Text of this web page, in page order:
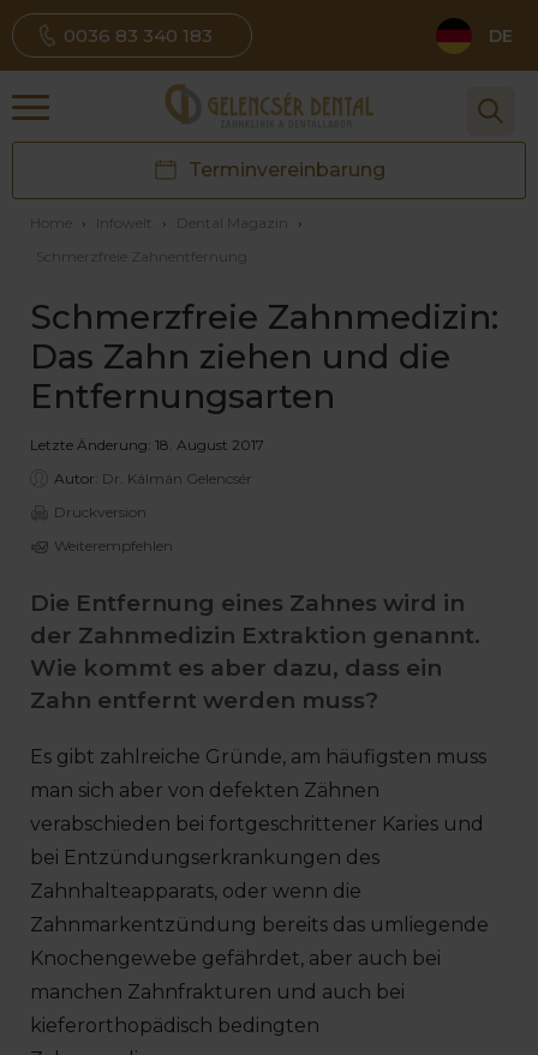
0036 83 340 183 DE
Terminvereinbarung
Home › Infowelt › Dental Magazin
›
Schmerzfreie Zahnentfernung
Schmerzfreie Zahnmedizin:
Das Zahn ziehen und die
Entfernungsarten
Letzte Änderung: 18. August 2017
Autor: Dr. Kálmán Gelencsér
Druckversion
Weiterempfehlen
Die Entfernung eines Zahnes wird in
der Zahnmedizin Extraktion genannt.
Wie kommt es aber dazu, dass ein
Zahn entfernt werden muss?
Es gibt zahlreiche Gründe, am häufigsten muss
man sich aber von defekten Zähnen
verabschieden bei fortgeschrittener Karies und
bei Entzündungserkrankungen des
Zahnhalteapparats, oder wenn die
Zahnmarkentzündung bereits das umliegende
Knochengewebe gefährdet, aber auch bei
manchen Zahnfrakturen und auch bei
kieferorthopädisch bedingten